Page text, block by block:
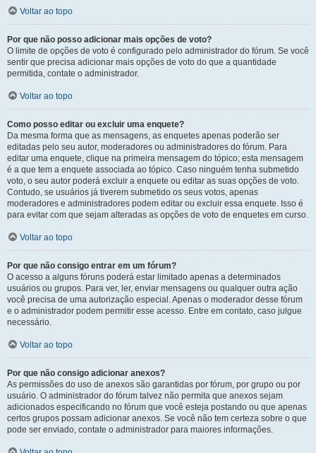
Voltar ao topo
Por que não posso adicionar mais opções de voto?
O limite de opções de voto é configurado pelo administrador do fórum. Se você
sentir que precisa adicionar mais opções de voto do que a quantidade
permitida, contate o administrador.
Voltar ao topo
Como posso editar ou excluir uma enquete?
Da mesma forma que as mensagens, as enquetes apenas poderão ser
editadas pelo seu autor, moderadores ou administradores do fórum. Para
editar uma enquete, clique na primeira mensagem do tópico; esta mensagem
é a que tem a enquete associada ao tópico. Caso ninguém tenha submetido
voto, o seu autor poderá excluir a enquete ou editar as suas opções de voto.
Contudo, se usuários já tiverem submetido os seus votos, apenas
moderadores e administradores podem editar ou excluir essa enquete. Isso é
para evitar com que sejam alteradas as opções de voto de enquetes em curso.
Voltar ao topo
Por que não consigo entrar em um fórum?
O acesso a alguns fóruns poderá estar limitado apenas a determinados
usuários ou grupos. Para ver, ler, enviar mensagens ou qualquer outra ação
você precisa de uma autorização especial. Apenas o moderador desse fórum
e o administrador podem permitir esse acesso. Entre em contato, caso julgue
necessário.
Voltar ao topo
Por que não consigo adicionar anexos?
As permissões do uso de anexos são garantidas por fórum, por grupo ou por
usuário. O administrador do fórum talvez não permita que anexos sejam
adicionados especificando no fórum que você esteja postando ou que apenas
certos grupos possam adicionar anexos. Se você não tem certeza sobre o que
pode ser enviado, contate o administrador para maiores informações.